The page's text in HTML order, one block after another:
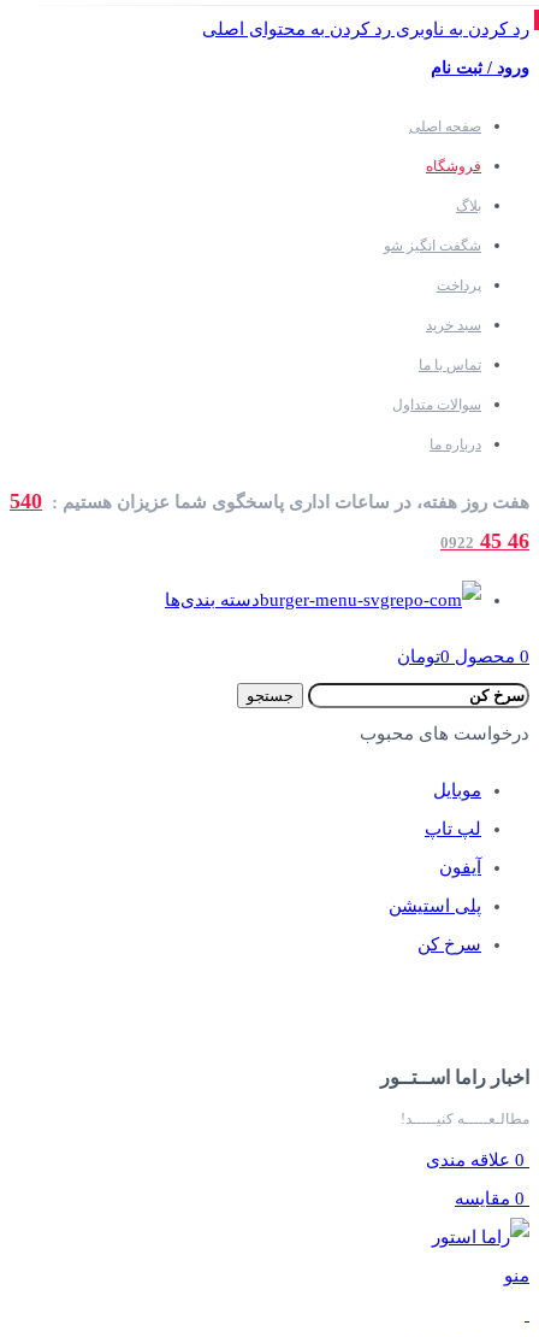
رد کردن به ناوبری رد کردن به محتوای اصلی
ورود / ثبت نام
صفحه اصلی
فروشگاه
بلاگ
شگفت انگیز شو
پرداخت
سبد خرید
تماس با ما
سوالات متداول
درباره ما
هفت روز هفته، در ساعات اداری پاسخگوی شما عزیزان هستیم : 540
46 45
0922
دسته بندی‌ها
0 محصول 0تومان
جستجو
درخواست های محبوب
موبایل
لپ تاپ
آیفون
پلی استیشن
سرخ کن
اخبار راما اســتــور
مطالـعـــــه کنیـــــد!
0 علاقه مندی
0 مقایسه
منو